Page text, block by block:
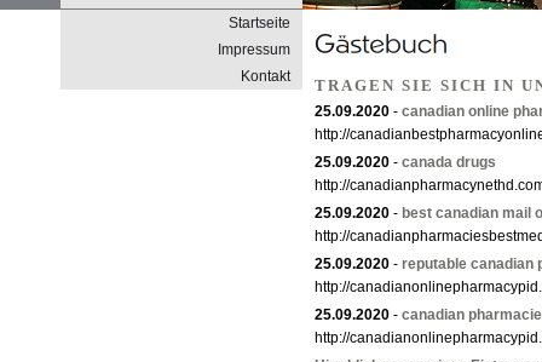
Startseite
Impressum
Kontakt
TRAGEN SIE SICH IN
25.09.2020 - canadian online
http://
25.09.2020 - canada drugs
http://
25.09.2020 - best canadian mail
http://
25.09.2020 - reputable canadian
http://
25.09.2020 - canadian
http://